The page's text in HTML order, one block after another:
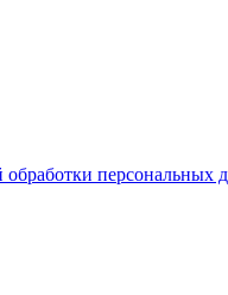
обработки персональных